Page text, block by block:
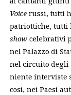
Voice russi, tutti
patriottiche, tutti
show celebrativi
nel Palazzo di
nel circuito degli
niente interviste
così, nei Paesi